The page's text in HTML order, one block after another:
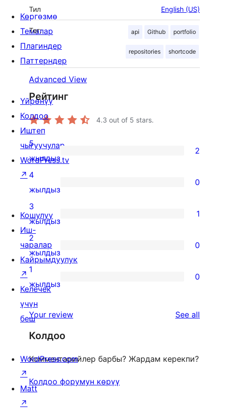
Тил English (US)
Тег: api Github portfolio
repositories shortcode
Advanced View
Рейтинг
4.3 out of 5 stars.
2
5-
star
reviews
5
жылдыз
2
0
4-
star
reviews
4
жылдыз
0
1
3-
star
review
3
жылдыз
1
0
2-
star
reviews
2
жылдыз
0
0
star
1
жылдыз
0
Your review See all
Колдоо
Комментарийлер барбы? Жардам керекпи?
Колдоо форумун көрүү
Көргөзмө
Темалар
Плагиндер
Паттерндер
Үйрөнүү
Колдоо
Иштеп
чыгуучулар
WordPress.tv
↗
Кошулуу
Иш-
чаралар
Кайрымдуулук
↗
Келечек
үчүн
беш
WordPress.com
↗
Matt
↗